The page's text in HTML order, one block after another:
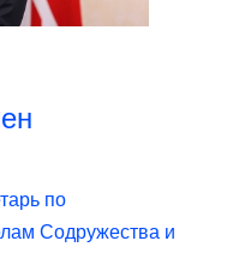
по
Содружества и